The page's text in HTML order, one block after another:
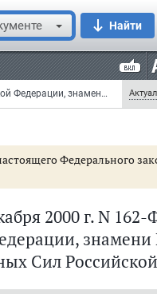
Найти
Федеральный закон от 29 декабря 2000 г. N 162-ФЗ "О знамени Вооруженных Сил Российской Федерации, знамени Военно-Морского Флота, знаменах иных видов Вооруженных Сил Российской Федерации" (с изменениями и дополнениями)
Федерального
2000 г. N 162-
Сил